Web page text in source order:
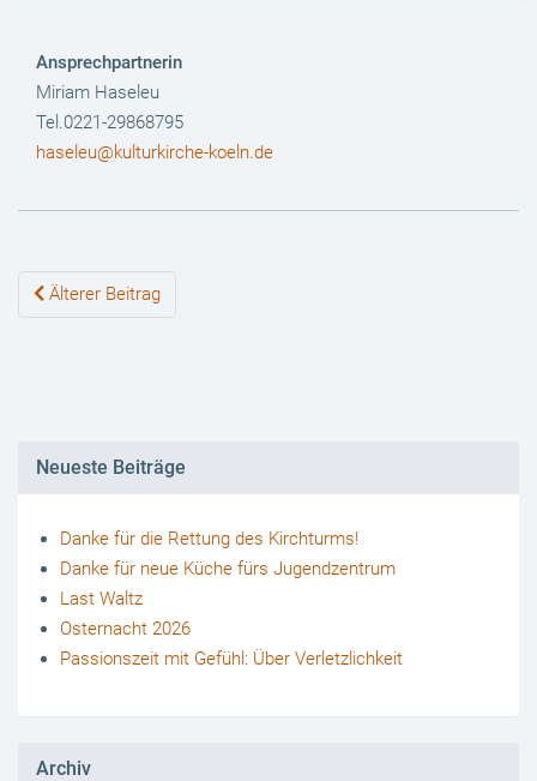
Ansprechpartnerin
Miriam Haseleu
Tel.0221-29868795
haseleu@kulturkirche-koeln.de
Beiträge-
Navigation
Älterer Beitrag
Neueste Beiträge
Danke für die Rettung des Kirchturms!
Danke für neue Küche fürs Jugendzentrum
Last Waltz
Osternacht 2026
Passionszeit mit Gefühl: Über Verletzlichkeit
Archiv